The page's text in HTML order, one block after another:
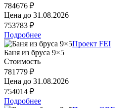
784676 ₽
Цена до 31.08.2026
753783 ₽
Подробнее
Проект FEI
Баня из бруса 9×5
Стоимость
781779 ₽
Цена до 31.08.2026
754014 ₽
Подробнее